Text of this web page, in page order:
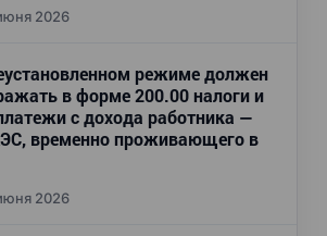
2026
режиме должен
в форме 200.00 налоги и
с дохода работника —
временно проживающего в
2026